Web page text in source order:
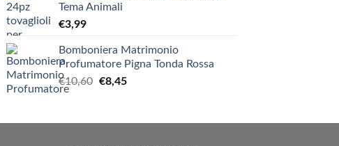
Tema Animali
€3,99
Bomboniera Matrimonio
Profumatore Pigna Tonda Rossa
€10,60 Il
era:
€8,45Il
è: